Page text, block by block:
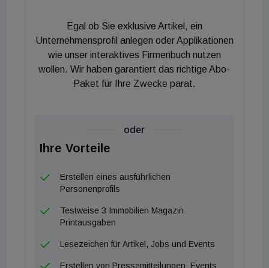
Capital Group, den Abschluss. Christian
Lealahabumrung, ebenfalls geschäftsführender
Gesellschafter, sieht in der Entscheidung für
Frankfurt eine Bestätigung der Standortqualität.
Bestandsimmobilien. Bei der Transaktion war JLL
Hotels München beratend für den Verpächter tätig,
während die juristische Begleitung durch
Wagensonner Rechtsanwälte sowie GSK
Stockmann erfolgte .
Egal ob Sie exklusive Artikel, ein
Unternehmensprofil anlegen oder Applikationen
wie unser interaktives Firmenbuch nutzen
wollen. Wir haben garantiert das richtige Abo-
Paket für Ihre Zwecke parat.
oder
Ihre Vorteile
Erstellen eines ausführlichen
Personenprofils
Testweise 3 Immobilien Magazin
Printausgaben
Lesezeichen für Artikel, Jobs und Events
Erstellen von Pressemitteilungen, Events